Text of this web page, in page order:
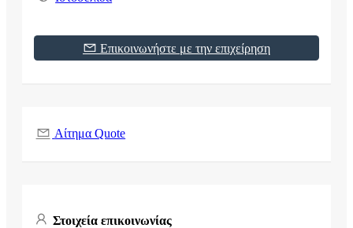
Επικοινωνήστε με την επιχείρηση
Αίτημα Quote
Στοιχεία επικοινωνίας